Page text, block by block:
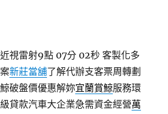
視雷射9點 07分 02秒 客製化多
新莊當舖了解代辦支客票周轉劃
破盤價優惠解妳宜蘭賞鯨服務環
貸款汽車大企業急需資金經營萬